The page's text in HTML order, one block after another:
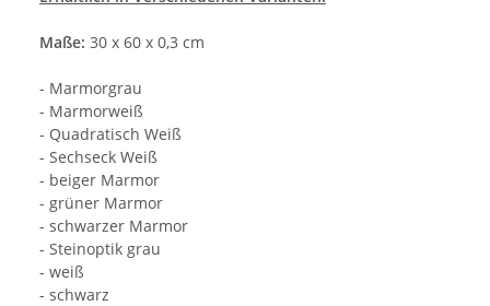
Maße: 30 x 60 x 0,3 cm
- Marmorgrau
- Marmorweiß
- Quadratisch Weiß
- Sechseck Weiß
- beiger Marmor
- grüner Marmor
- schwarzer Marmor
- Steinoptik grau
- weiß
- schwarz